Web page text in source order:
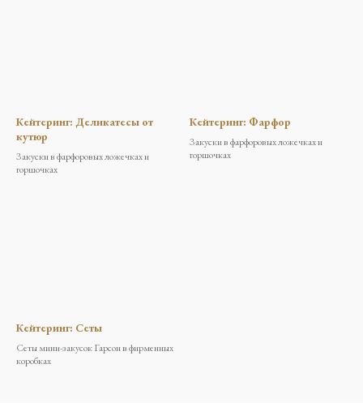
Кейтеринг: Деликатесы от
кутюр
Закуски в фарфоровых ложечках и
горшочках
Кейтеринг: Фарфор
Закуски в фарфоровых ложечках и
горшочках
Кейтеринг: Сеты
Сеты мини-закусок Гарсон в фирменных
коробках